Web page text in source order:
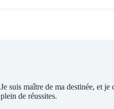
Je suis maître de ma destinée, et je
plein de réussites.